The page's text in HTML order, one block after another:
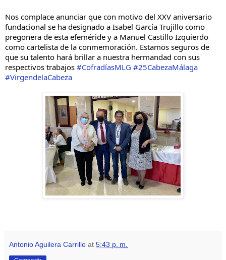
Nos complace anunciar que con motivo del XXV aniversario
fundacional se ha designado a Isabel García Trujillo como
pregonera de esta efeméride y a Manuel Castillo Izquierdo
como cartelista de la conmemoración. Estamos seguros de
que su talento hará brillar a nuestra hermandad con sus
respectivos trabajos #CofradíasMLG #25CabezaMálaga
#VirgendelaCabeza
Antonio Aguilera Carrillo at 5:43 p. m.